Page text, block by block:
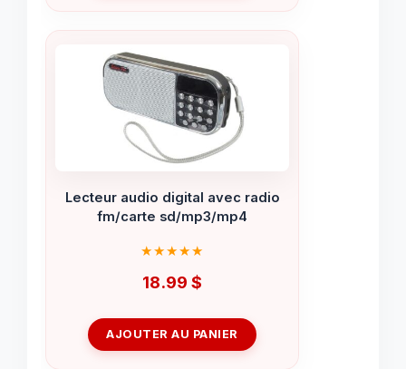
Lecteur audio digital avec radio
fm/carte sd/mp3/mp4
18.99 $
AJOUTER AU PANIER